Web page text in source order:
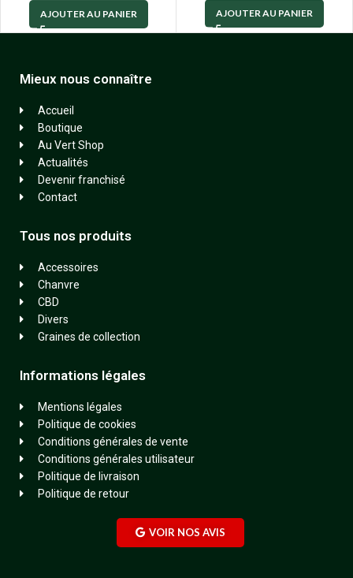
AJOUTER AU PANIER AJOUTER AU PANIER
Mieux nous connaître
Accueil
Boutique
Au Vert Shop
Actualités
Devenir franchisé
Contact
Tous nos produits
Accessoires
Chanvre
CBD
Divers
Graines de collection
Informations légales
Mentions légales
Politique de cookies
Conditions générales de vente
Conditions générales utilisateur
Politique de livraison
Politique de retour
VOIR NOS AVIS